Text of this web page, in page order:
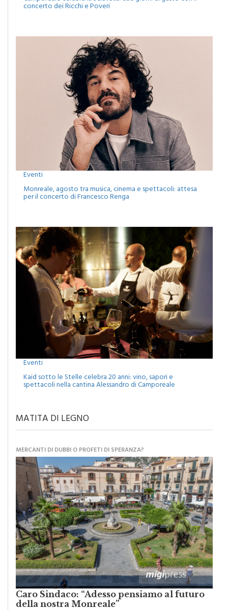
concerto dei Ricchi e Poveri
Eventi
Monreale, agosto tra musica, cinema e spettacoli: attesa
per il concerto di Francesco Renga
Eventi
Kaid sotto le Stelle celebra 20 anni: vino, sapori e
spettacoli nella cantina Alessandro di Camporeale
MATITA DI LEGNO
MERCANTI DI DUBBI O PROFETI DI SPERANZA?
Caro Sindaco: “Adesso pensiamo al futuro
della nostra Monreale”